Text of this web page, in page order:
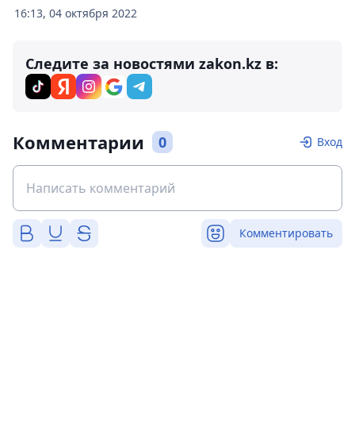
16:13, 04 октября 2022
Следите за новостями zakon.kz в:
Комментарии 0 Вход
Комментировать